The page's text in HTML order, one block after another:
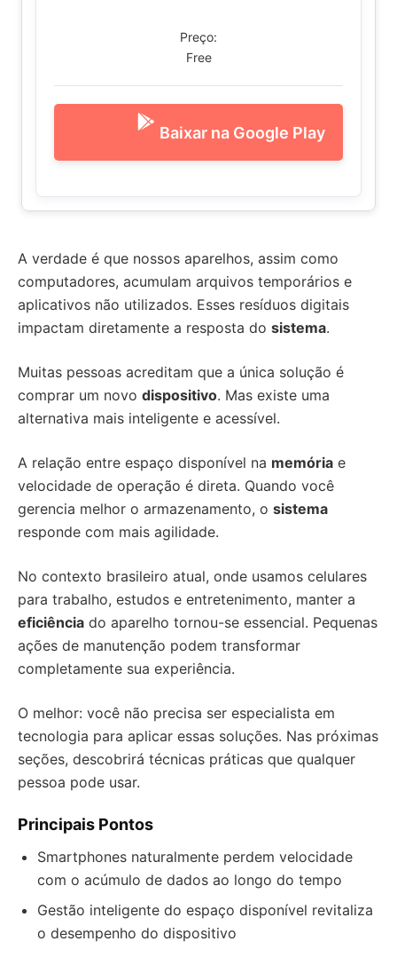
Preço:
Free
Baixar na Google Play
A verdade é que nossos aparelhos, assim como
computadores, acumulam arquivos temporários e
aplicativos não utilizados. Esses resíduos digitais
impactam diretamente a resposta do sistema.
Muitas pessoas acreditam que a única solução é
comprar um novo dispositivo. Mas existe uma
alternativa mais inteligente e acessível.
A relação entre espaço disponível na memória e
velocidade de operação é direta. Quando você
gerencia melhor o armazenamento, o sistema
responde com mais agilidade.
No contexto brasileiro atual, onde usamos celulares
para trabalho, estudos e entretenimento, manter a
eficiência do aparelho tornou-se essencial. Pequenas
ações de manutenção podem transformar
completamente sua experiência.
O melhor: você não precisa ser especialista em
tecnologia para aplicar essas soluções. Nas próximas
seções, descobrirá técnicas práticas que qualquer
pessoa pode usar.
Principais Pontos
Smartphones naturalmente perdem velocidade
com o acúmulo de dados ao longo do tempo
Gestão inteligente do espaço disponível revitaliza
o desempenho do dispositivo